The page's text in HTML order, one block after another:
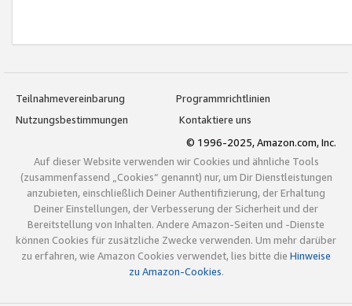
Teilnahmevereinbarung
Programmrichtlinien
Nutzungsbestimmungen
Kontaktiere uns
© 1996-2025, Amazon.com, Inc.
Auf dieser Website verwenden wir Cookies und ähnliche Tools
(zusammenfassend „Cookies“ genannt) nur, um Dir Dienstleistungen
anzubieten, einschließlich Deiner Authentifizierung, der Erhaltung
Deiner Einstellungen, der Verbesserung der Sicherheit und der
Bereitstellung von Inhalten. Andere Amazon-Seiten und -Dienste
können Cookies für zusätzliche Zwecke verwenden. Um mehr darüber
zu erfahren, wie Amazon Cookies verwendet, lies bitte die Hinweise
zu Amazon-Cookies.